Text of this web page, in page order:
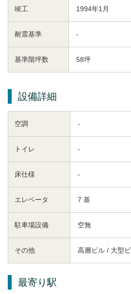
竣工 1994年1月
耐震基準 -
基準階坪数 58坪
設備詳細
空調 -
トイレ -
床仕様 -
エレベータ 7 基
駐車場設備 空無
その他 高層ビル / 大型
最寄り駅